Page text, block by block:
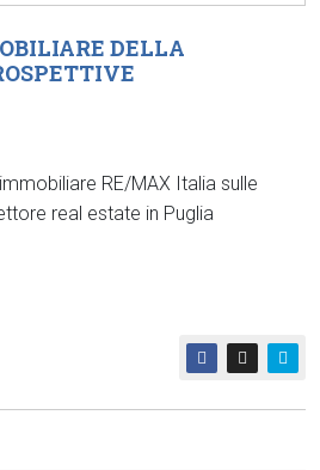
DELLA
RE/MAX Italia sulle
real estate in Puglia